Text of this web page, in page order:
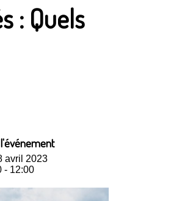
: Quels
avril 2023
- 12:00